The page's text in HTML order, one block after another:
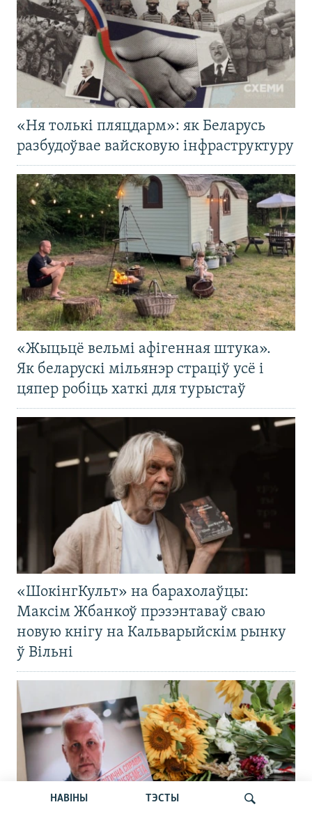
НАВІНЫ ТЭСТЫ
«Ня толькі пляцдарм»: як Беларусь
разбудоўвае вайсковую інфраструктуру
«Жыцьцё вельмі афігенная штука».
Як беларускі мільянэр страціў усё і
цяпер робіць хаткі для турыстаў
«ШокінгКульт» на барахолаўцы:
Максім Жбанкоў прэзэнтаваў сваю
новую кнігу на Кальварыйскім рынку
ў Вільні